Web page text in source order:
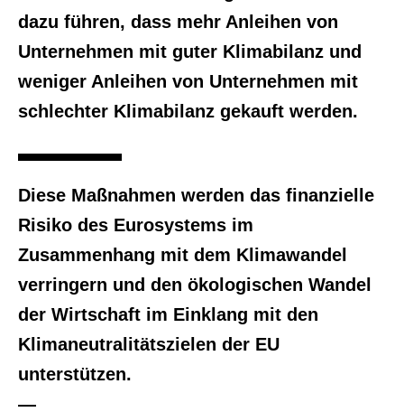
dazu führen, dass mehr Anleihen von
Unternehmen mit guter Klimabilanz und
weniger Anleihen von Unternehmen mit
schlechter Klimabilanz gekauft werden.
Diese Maßnahmen werden das finanzielle
Risiko des Eurosystems im
Zusammenhang mit dem Klimawandel
verringern und den ökologischen Wandel
der Wirtschaft im Einklang mit den
Klimaneutralitätszielen der EU
unterstützen.
—